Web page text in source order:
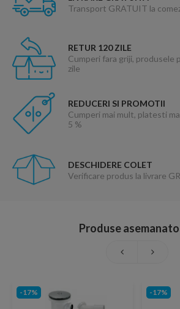
Transport GRATUIT la
RETUR 120 ZILE
Cumperi fara griji,
zile
REDUCERI SI PROMOTII
Cumperi mai mult, platesti
5 %
DESCHIDERE COLET
Verificare produs la livrare
Produse
-17% -17%